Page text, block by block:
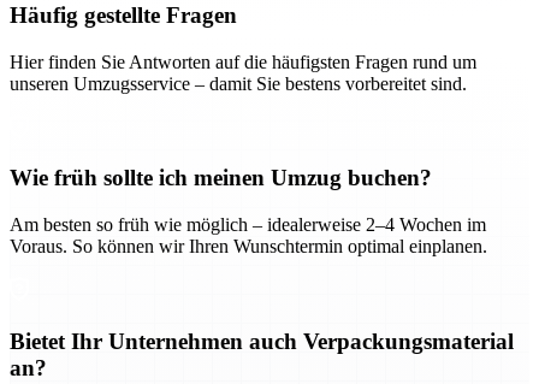
Häufig gestellte Fragen
Hier finden Sie Antworten auf die häufigsten Fragen rund um
unseren Umzugsservice – damit Sie bestens vorbereitet sind.
Wie früh sollte ich meinen Umzug buchen?
Am besten so früh wie möglich – idealerweise 2–4 Wochen im
Voraus. So können wir Ihren Wunschtermin optimal einplanen.
Bietet Ihr Unternehmen auch Verpackungsmaterial
an?